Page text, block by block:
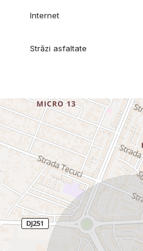
Internet
Străzi asfaltate